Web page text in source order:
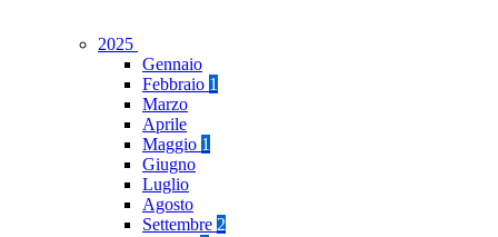
2025
Gennaio
Febbraio 1
Marzo
Aprile
Maggio 1
Giugno
Luglio
Agosto
Settembre 2